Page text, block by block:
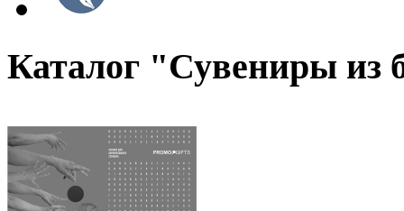
Каталог "Сувениры из